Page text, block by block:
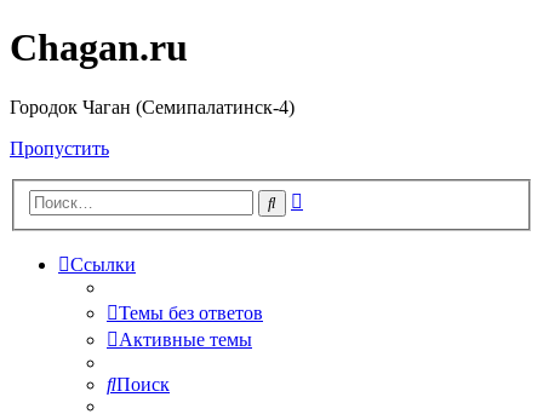
Chagan.ru
Городок Чаган (Семипалатинск-4)
Пропустить
Поиск
Ссылки
Темы без ответов
Активные темы
Поиск